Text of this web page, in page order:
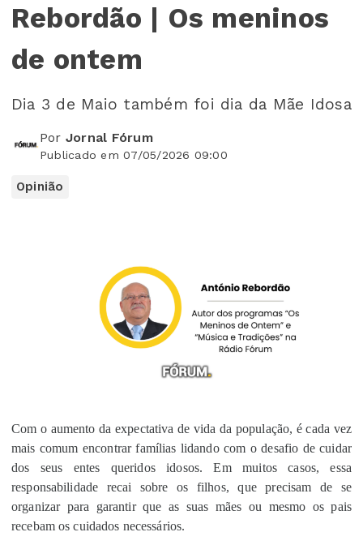
Rebordão | Os meninos
de ontem
Dia 3 de Maio também foi dia da Mãe Idosa
Por Jornal Fórum
Publicado em 07/05/2026 09:00
Opinião
Com o aumento da expectativa de vida da população, é cada vez
mais comum encontrar famílias lidando com o desafio de cuidar
dos seus entes queridos idosos. Em muitos casos, essa
responsabilidade recai sobre os filhos, que precisam de se
organizar para garantir que as suas mães ou mesmo os pais
recebam os cuidados necessários.